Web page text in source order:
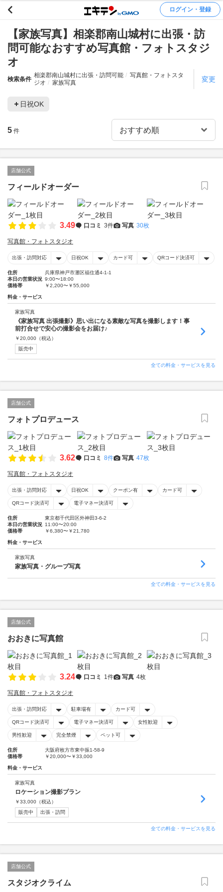
ログイン・登録
【家族写真】相楽郡南山城村に出張・訪
問可能なおすすめ写真館・フォトスタジ
オ
検索条件
相楽郡南山城村に出張・訪問可能
写真館・フォトスタ
ジオ
家族写真 変更
日祝OK
5 件
店舗公式
フィールドオーダー
3.49 口コミ 3件 写真 30枚
写真館・フォトスタジオ
出張・訪問対応 日祝OK カード可 QRコード決済可
住所
兵庫県神戸市灘区福住通4-1-1
本日の営業状況 9:00〜18:00
価格帯
￥2,200〜￥55,000
料金・サービス
家族写真
《家族写真 出張撮影》思い出になる素敵な写真を撮影します！事
前打合せで安心の撮影会をお届け♪
￥20,000 （税込）
販売中
全ての料金・サービスを見る
店舗公式
フォトプロデュース
3.62 口コミ 8件 写真 47枚
写真館・フォトスタジオ
出張・訪問対応 日祝OK クーポン有 カード可
QRコード決済可 電子マネー決済可
住所
東京都千代田区外神田3-6-2
本日の営業状況 11:00〜20:00
価格帯
￥6,380〜￥21,780
料金・サービス
家族写真
家族写真・グループ写真
全ての料金・サービスを見る
店舗公式
おおきに写真館
3.24 口コミ 1件 写真 4枚
写真館・フォトスタジオ
出張・訪問対応 駐車場有 カード可
QRコード決済可 電子マネー決済可 女性歓迎
男性歓迎 完全禁煙 ペット可
住所
大阪府枚方市東中振1-58-9
価格帯
￥20,000〜￥33,000
料金・サービス
家族写真
ロケーション撮影プラン
￥33,000 （税込）
販売中
出張・訪問
全ての料金・サービスを見る
店舗公式
スタジオクライム